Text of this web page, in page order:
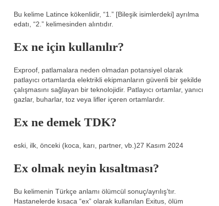
Bu kelime Latince kökenlidir, “1.” [Bileşik isimlerdeki] ayrılma
edatı, “2.” kelimesinden alıntıdır.
Ex ne için kullanılır?
Exproof, patlamalara neden olmadan potansiyel olarak
patlayıcı ortamlarda elektrikli ekipmanların güvenli bir şekilde
çalışmasını sağlayan bir teknolojidir. Patlayıcı ortamlar, yanıcı
gazlar, buharlar, toz veya lifler içeren ortamlardır.
Ex ne demek TDK?
eski, ilk, önceki (koca, karı, partner, vb.)27 Kasım 2024
Ex olmak neyin kısaltması?
Bu kelimenin Türkçe anlamı ölümcül sonuç/ayrılış’tır.
Hastanelerde kısaca “ex” olarak kullanılan Exitus, ölüm